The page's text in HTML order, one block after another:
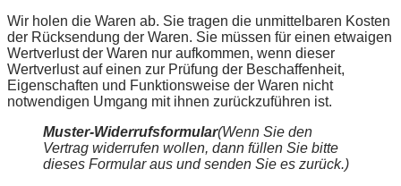
Wir holen die Waren ab. Sie tragen die unmittelbaren Kosten
der Rücksendung der Waren. Sie müssen für einen etwaigen
Wertverlust der Waren nur aufkommen, wenn dieser
Wertverlust auf einen zur Prüfung der Beschaffenheit,
Eigenschaften und Funktionsweise der Waren nicht
notwendigen Umgang mit ihnen zurückzuführen ist.
Muster-Widerrufsformular(Wenn Sie den
Vertrag widerrufen wollen, dann füllen Sie bitte
dieses Formular aus und senden Sie es zurück.)